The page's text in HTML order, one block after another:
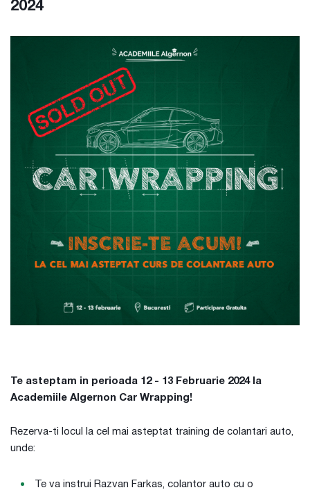
2024
Te asteptam in perioada 12 - 13 Februarie 2024 la
Academiile Algernon Car Wrapping!
Rezerva-ti locul la cel mai asteptat training de colantari auto,
unde:
Te va instrui Razvan Farkas, colantor auto cu o